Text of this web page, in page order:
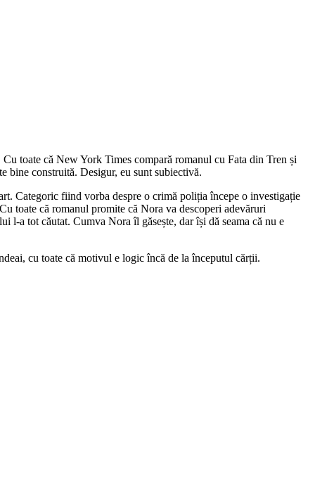
toate că New York Times compară romanul cu Fata din Tren și
bine construită. Desigur, eu sunt subiectivă.
Categoric fiind vorba despre o crimă poliția începe o investigație
toate că romanul promite că Nora va descoperi adevăruri
l-a tot căutat. Cumva Nora îl găsește, dar își dă seama că nu e
cu toate că motivul e logic încă de la începutul cărții.